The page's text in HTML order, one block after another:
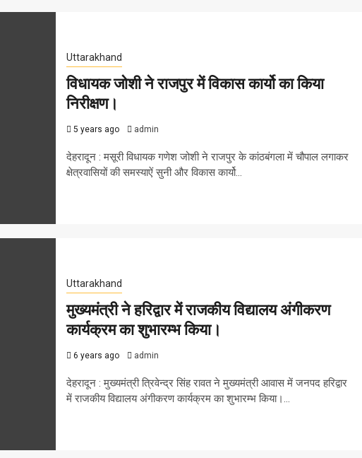
Uttarakhand
विधायक जोशी ने राजपुर में विकास कार्यो का किया
निरीक्षण।
5 years ago admin
देहरादून : मसूरी विधायक गणेश जोशी ने राजपुर के कांठबंगला में चौपाल लगाकर
क्षेत्रवासियों की समस्याऐं सुनी और विकास कार्यो...
Uttarakhand
मुख्यमंत्री ने हरिद्वार में राजकीय विद्यालय अंगीकरण
कार्यक्रम का शुभारम्भ किया।
6 years ago admin
देहरादून : मुख्यमंत्री त्रिवेन्द्र सिंह रावत ने मुख्यमंत्री आवास में जनपद हरिद्वार
में राजकीय विद्यालय अंगीकरण कार्यक्रम का शुभारम्भ किया।...